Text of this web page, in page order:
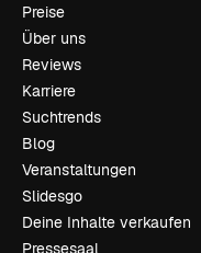
Preise
Über uns
Reviews
Karriere
Suchtrends
Blog
Veranstaltungen
Slidesgo
Deine Inhalte verkaufen
Pressesaal